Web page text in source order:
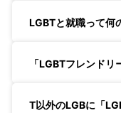
LGBTと就職って何
「LGBTフレンドリ
T以外のLGBに「